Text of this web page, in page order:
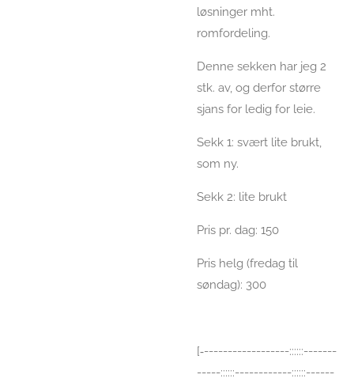
løsninger mht.
romfordeling.
Denne sekken har jeg 2
stk. av, og derfor større
sjans for ledig for leie.
Sekk 1: svært lite brukt,
som ny.
Sekk 2: lite brukt
Pris pr. dag: 150
Pris helg (fredag til
søndag): 300
[‐------------------::::::-------
-----::::::------------::::::------